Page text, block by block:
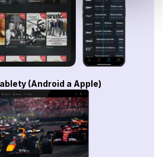
(Android a Apple)